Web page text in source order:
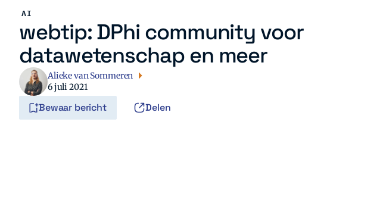
AI
webtip: DPhi community voor
datawetenschap en meer
Alieke van Sommeren
6 juli 2021
Bewaar bericht Delen